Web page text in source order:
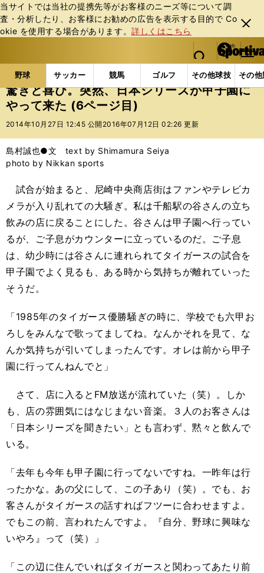
当サイトでは当社の提携先等がお客様のニーズ等について調
査・分析したり、お客様にお勧めの広告を表⽰する⽬的で Co
okie を使⽤する場合があります。詳しくはこちら
閉じ
る
web Sportiva (webスポルティーバ)
検索
マイペ
ー
ジ
メニュ
野球 サッカー 競馬 ゴルフ その他球技 その
b
ス
ポ
ル
バ
野球の記事一覧 プロ野球 驚きと喜び。突然、日本
驚きと喜び。突然、日本シリーズが甲子園に
やって来た (6ページ目)
2014年10月27日 12:45 公開 2016年07月12日 02:26 更新
島村誠也●文 text by Shimamura Seiya
photo by Nikkan sports
試合が始まると、尼崎中央商店街はファンやテレビカ
メラが入り乱れての大騒ぎ。私は千船駅の谷さんの立ち
飲みの店に戻ることにした。谷さんは甲子園へ行ってい
るが、ご子息がカウンターに立っているのだ。ご子息
は、幼少時には谷さんに連れられてタイガースの試合を
甲子園でよく見るも、ある時から気持ちが離れていった
そうだ。
「1985年のタイガース優勝騒ぎの時に、学校でも六甲お
ろしをみんなで歌ってましてね。なんかそれを見て、な
んか気持ちが引いてしまったんです。オレは前から甲子
園に行ってんねんでと」
さて、店に入るとFM放送が流れていた（笑）。しか
も、店の雰囲気にはなじまない音楽。３人のお客さんは
「日本シリーズを聞きたい」とも言わず、黙々と飲んで
いる。
「去年も今年も甲子園に行ってないですね。一昨年は行
ったかな。あの父にして、この子あり（笑）。でも、お
客さんがタイガースの話すればフツーに合わせますよ。
でもこの前、言われたんですよ。『自分、野球に興味な
いやろ』って（笑）」
「この辺に住んでいればタイガースと関わってあたり前